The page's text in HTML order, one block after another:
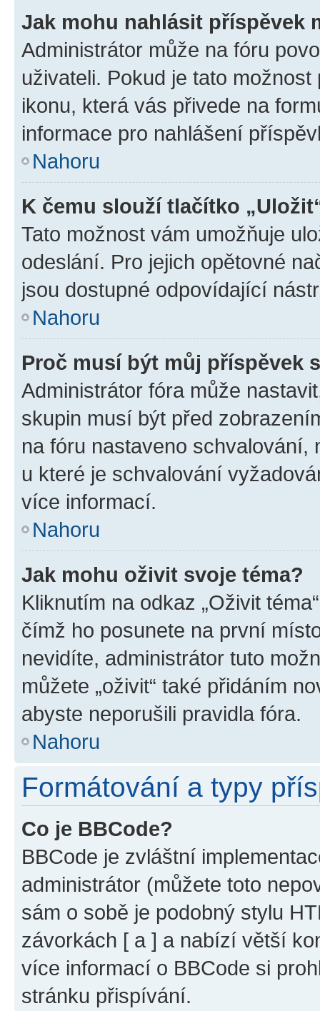
Jak mohu nahlásit příspěvek
Administrátor může na fóru
uživateli. Pokud je tato
ikonu, která vás přivede na
informace pro nahlášení
Nahoru
K čemu slouží tlačítko
Tato možnost vám umožňuje
odeslání. Pro jejich opětovné
jsou dostupné odpovídající
Nahoru
Proč musí být můj příspěvek
Administrátor fóra může
skupin musí být před
na fóru nastaveno schvalování,
u které je schvalování
více informací.
Nahoru
Jak mohu oživit svoje téma?
Kliknutím na odkaz „Oživit
čímž ho posunete na první
nevidíte, administrátor tuto
můžete „oživit“ také přidáním
abyste neporušili pravidla fóra.
Nahoru
Formátování a typy
Co je BBCode?
BBCode je zvláštní
administrátor (můžete toto
sám o sobě je podobný stylu
závorkách [ a ] a nabízí větší
více informací o BBCode si
stránku přispívání.